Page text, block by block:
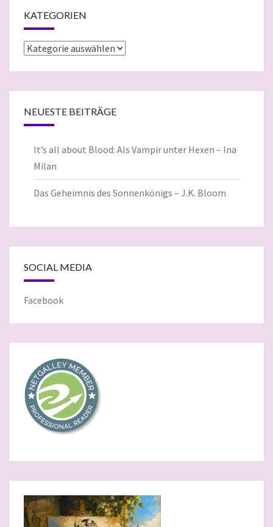
KATEGORIEN
Kategorien
NEUESTE BEITRÄGE
It’s all about Blood: Als Vampir unter Hexen – Ina
Milan
Das Geheimnis des Sonnenkönigs – J.K. Bloom
SOCIAL MEDIA
Facebook